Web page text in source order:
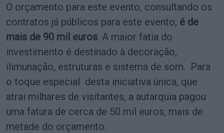
O orçamento para este evento, consultando os
contratos já públicos para este evento, é de
mais de 90 mil euros. A maior fatia do
investimento é destinado à decoração,
ilimunação, estruturas e sistema de som. Para
o toque especial desta iniciativa única, que
atrai milhares de visitantes, a autarquia pagou
uma fatura de cerca de 50 mil euros, mais de
metade do orçamento.